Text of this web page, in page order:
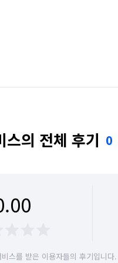
스의 전체 후기 0
스를 받은 이용자들의 후기입니다.